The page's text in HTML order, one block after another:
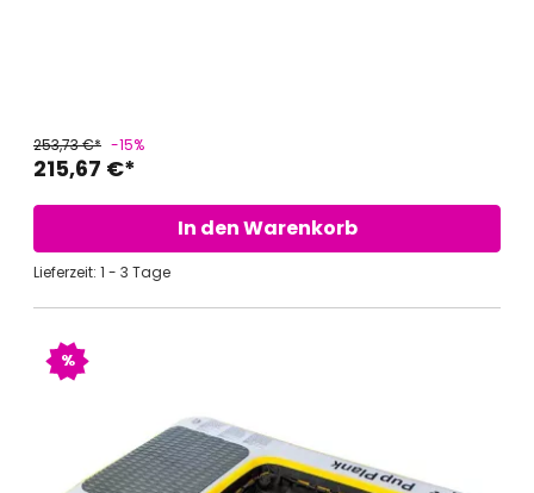
215,67 €*
253,73 €* -15%
In den Warenkorb
Lieferzeit: 1 - 3 Tage
%